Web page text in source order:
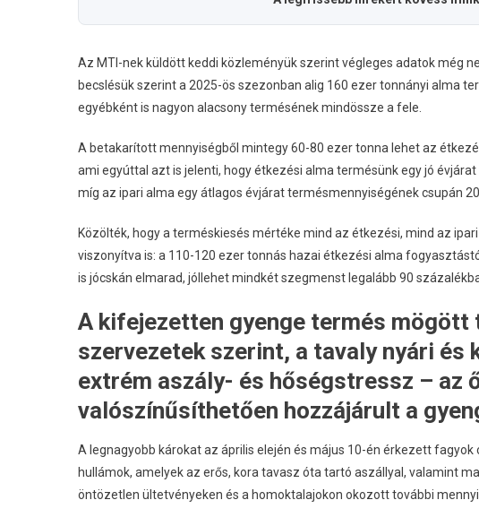
Az MTI-nek küldött keddi közleményük szerint végleges adatok még
becslésük szerint a 2025-ös szezonban alig 160 ezer tonnányi alma
egyébként is nagyon alacsony termésének mindössze a fele.
A betakarított mennyiségből mintegy 60-80 ezer tonna lehet az
ami egyúttal azt is jelenti, hogy étkezési alma termésünk egy jó
míg az ipari alma egy átlagos évjárat termésmennyiségének csupán
Közölték, hogy a terméskiesés mértéke mind az étkezési, mind az
viszonyítva is: a 110-120 ezer tonnás hazai étkezési alma
is jócskán elmarad, jóllehet mindkét szegmenst legalább 90
A kifejezetten gyenge termés mögött
szervezetek szerint, a tavaly nyári és
extrém aszály- és hőségstressz – az
valószínűsíthetően hozzájárult a
A legnagyobb károkat az április elején és május 10-én érkezett
hullámok, amelyek az erős, kora tavasz óta tartó aszállyal, valamint
öntözetlen ültetvényeken és a homoktalajokon okozott további